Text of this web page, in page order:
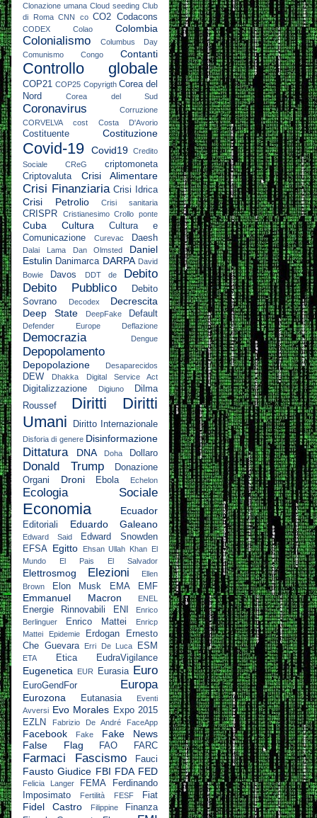
Clonazione umana Cloud seeding Club
di Roma CNN co CO2 Codacons
CODEX Colao Colombia
Colonialismo
Columbus Day
Comunismo
Congo Contanti
Controllo globale
COP21 COP25 Copyrigth Corea del
Nord
Corea del Sud
Coronavirus
Corruzione
CORVELVA
cost Costa D'Avorio
Costituente Costituzione
Covid-19 Covid19
Credito
Sociale
CReG
criptomoneta
Criptovaluta
Crisi Alimentare
Crisi Finanziaria Crisi Idrica
Crisi Petrolio Crisi sanitaria
CRISPR Cristianesimo Crollo ponte
Cuba Cultura
Cultura e
Comunicazione
Curevac Daesh
Dalai Lama Dan Olmsted
Daniel
Estulin Danimarca DARPA David
Bowie
Davos DDT de
Debito
Debito Pubblico
Debito
Sovrano
Decodex
Decrescita
Deep State
DeepFake Default
Defender Europe Deflazione
Democrazia Dengue
Depopolamento
Depopolazione Desaparecidos
DEW Dhakka Digital Service Act
Digitalizzazione Digiuno
Dilma
Roussef
Diritti
Diritti
Umani
Diritto Internazionale
Disforia di genere Disinformazione
Dittatura DNA Doha Dollaro
Donald Trump
Donazione
Organi
Droni Ebola Echelon
Ecologia Sociale
Economia Ecuador
Editoriali Eduardo Galeano
Edward Said
Edward Snowden
EFSA Egitto Ehsan Ullah Khan El
Mundo
El Pais El Salvador
Elettrosmog Elezioni
Ellen
Brown
Elon Musk EMA EMF
Emmanuel Macron ENEL
Energie Rinnovabili ENI
Enrico
Berlinguer
Enrico Mattei
Enricp
Mattei
Epidemie Erdogan
Ernesto
Che Guevara
Erri De Luca ESM
ETA Etica EudraVigilance
Eugenetica EUR Eurasia Euro
EuroGendFor Europa
Eurozona Eutanasia
Eventi
Avversi Evo Morales Expo 2015
EZLN
Fabrizio De André FaceApp
Facebook Fake
Fake News
False Flag
FAO FARC
Farmaci Fascismo Fauci
Fausto Giudice FBI FDA FED
Felicia Langer FEMA
Ferdinando
Imposimato
Fertilità FESF Fiat
Fidel Castro Filippine
Finanza